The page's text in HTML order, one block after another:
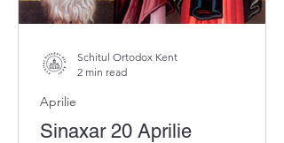
Sinaxar 20 Aprilie
Aprilie
Schitul Ortodox Kent
2 min read